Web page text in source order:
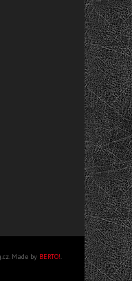
Made by BERTO!.